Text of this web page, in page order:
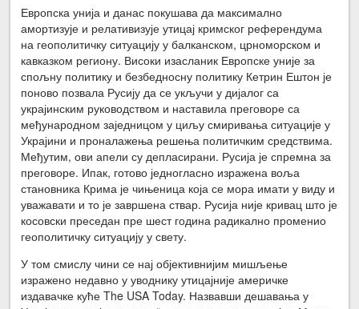
Европска унија и данас покушава да максимално
амортизује и релативизује утицај кримског референдума
на геополитичку ситуацију у балканском, црноморском и
кавказком региону. Високи изасланик Европске уније за
спољну политику и безбедносну политику Кетрин Ештон је
поново позвала Русију да се укључи у дијалог са
украјинским руководством и наставила преговоре са
међународном заједницом у циљу смиривања ситуације у
Украјини и проналажења решења политичким средствима.
Међутим, ови апели су депласирани. Русија је спремна за
преговоре. Ипак, готово једногласно изражена воља
становника Крима је чињеница која се мора имати у виду и
уважавати и то је завршена ствар. Русија није кривац што је
косовски преседан пре шест година радикално променио
геополитичку ситуацију у свету.
У том смислу чини се нај објективнијим мишљење
изражено недавно у уводнику утицајније америчке
издавачке куће The USA Today. Назвавши дешавања у